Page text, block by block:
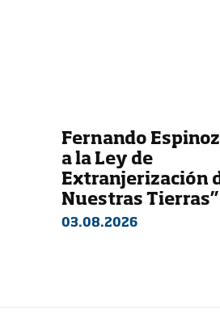
Fernando
a la Ley de
Extranjerización
Nuestras Tierras”
03.08.2026